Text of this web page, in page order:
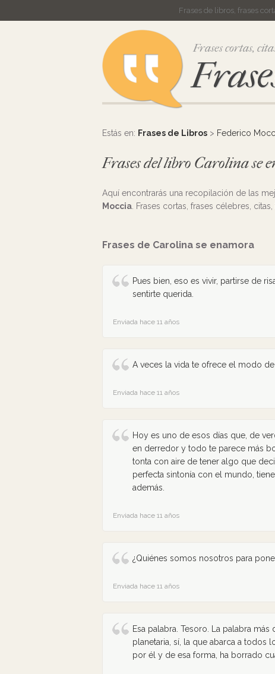
Frases de libros, frases
Frases cortas,
Estás en: Frases de Libros > Federico
Frases del libro Carolina se
Aquí encontrarás una recopilación de las
Moccia . Frases cortas, frases célebres,
Frases de Carolina se enamora
Pues bien, eso es vivir, partirse de
sentirte querida.
Enviada hace 11 años
A veces la vida te ofrece el modo
Enviada hace 11 años
Hoy es uno de esos días que, de
en derredor y todo te parece más
tonta con aire de tener algo que
perfecta sintonía con el mundo,
además.
Enviada hace 11 años
¿Quiénes somos nosotros para
Enviada hace 11 años
Esa palabra. Tesoro. La palabra más
planetaria, sí, la que abarca a todos
por él y de esa forma, ha borrado